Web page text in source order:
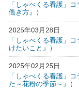
「しゃべくる看護」
働き方』）
2025年03月28日
「しゃべくる看護」
けたいこと』）
2025年02月25日
「しゃべくる看護」
た～花粉の季節～』）